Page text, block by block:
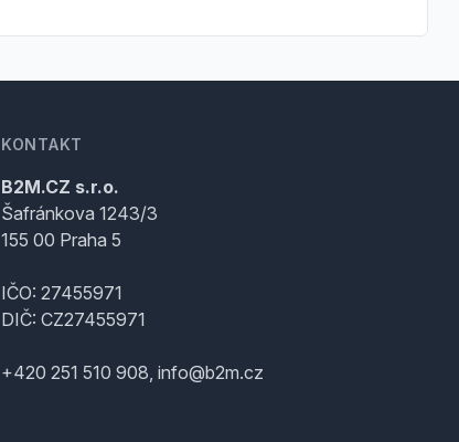
KONTAKT
B2M.CZ s.r.o.
Šafránkova 1243/3
155 00 Praha 5
IČO: 27455971
DIČ: CZ27455971
+420 251 510 908, info@b2m.cz